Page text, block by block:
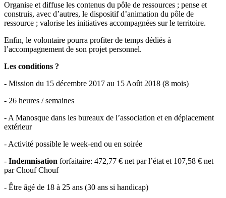
Organise et diffuse les contenus du pôle de ressources ; pense et
construis, avec d’autres, le dispositif d’animation du pôle de
ressource ; valorise les initiatives accompagnées sur le territoire.
Enfin, le volontaire pourra profiter de temps dédiés à
l’accompagnement de son projet personnel.
Les conditions ?
- Mission du 15 décembre 2017 au 15 Août 2018 (8 mois)
- 26 heures / semaines
- A Manosque dans les bureaux de l’association et en déplacement
extérieur
- Activité possible le week-end ou en soirée
- Indemnisation forfaitaire: 472,77 € net par l’état et 107,58 € net
par Chouf Chouf
- Être âgé de 18 à 25 ans (30 ans si handicap)